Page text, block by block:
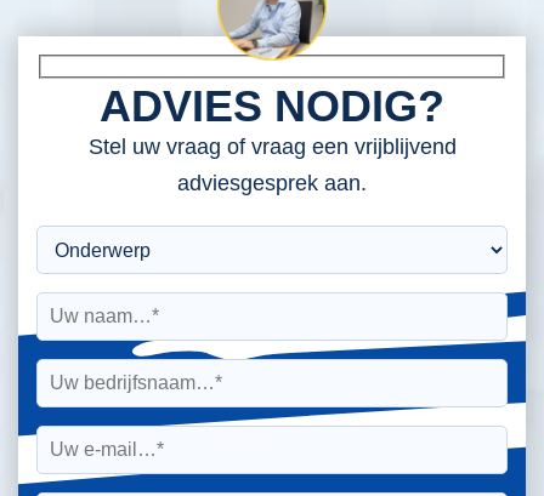
ADVIES NODIG?
Stel uw vraag of vraag een vrijblijvend
adviesgesprek aan.